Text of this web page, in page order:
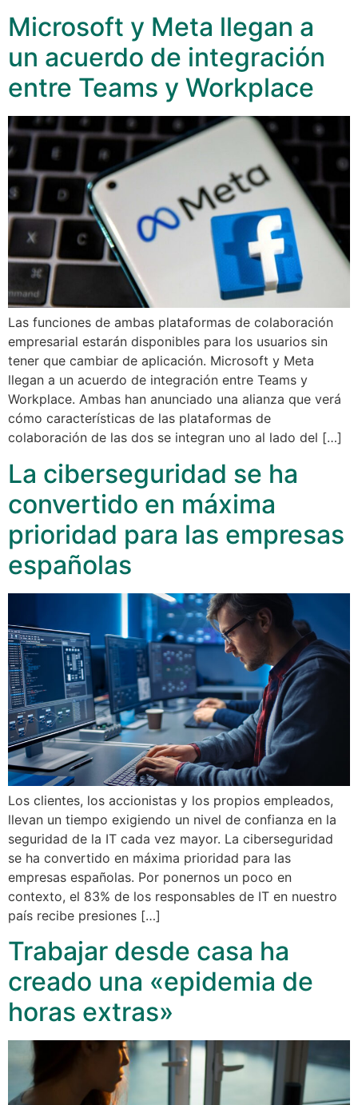
Microsoft y Meta llegan a
un acuerdo de integración
entre Teams y Workplace
Las funciones de ambas plataformas de colaboración
empresarial estarán disponibles para los usuarios sin
tener que cambiar de aplicación. Microsoft y Meta
llegan a un acuerdo de integración entre Teams y
Workplace. Ambas han anunciado una alianza que verá
cómo características de las plataformas de
colaboración de las dos se integran uno al lado del […]
La ciberseguridad se ha
convertido en máxima
prioridad para las empresas
españolas
Los clientes, los accionistas y los propios empleados,
llevan un tiempo exigiendo un nivel de confianza en la
seguridad de la IT cada vez mayor. La ciberseguridad
se ha convertido en máxima prioridad para las
empresas españolas. Por ponernos un poco en
contexto, el 83% de los responsables de IT en nuestro
país recibe presiones […]
Trabajar desde casa ha
creado una «epidemia de
horas extras»